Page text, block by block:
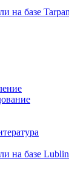
на базе Tarpan
на базе Lublin